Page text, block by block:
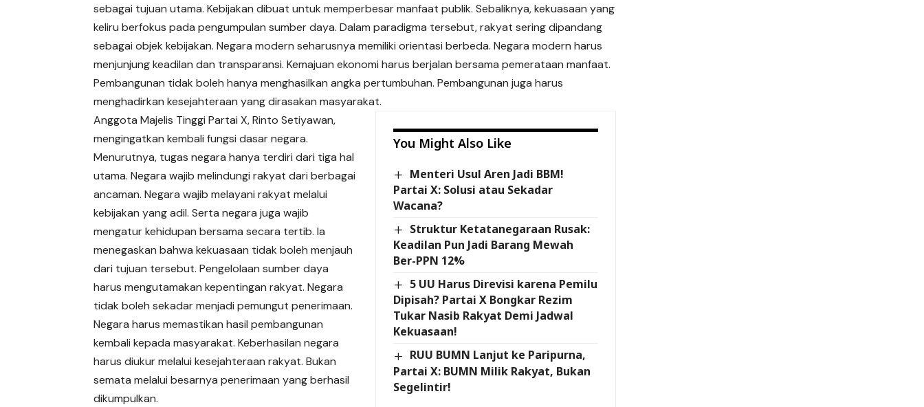
sebagai tujuan utama. Kebijakan dibuat untuk memperbesar manfaat publik. Sebaliknya, kekuasaan yang
keliru berfokus pada pengumpulan sumber daya. Dalam paradigma tersebut, rakyat sering dipandang
sebagai objek kebijakan. Negara modern seharusnya memiliki orientasi berbeda. Negara modern harus
menjunjung keadilan dan transparansi. Kemajuan ekonomi harus berjalan bersama pemerataan manfaat.
Pembangunan tidak boleh hanya menghasilkan angka pertumbuhan. Pembangunan juga harus
menghadirkan kesejahteraan yang dirasakan masyarakat.
You Might Also Like
Menteri Usul Aren Jadi BBM!
Partai X: Solusi atau Sekadar
Wacana?
Struktur Ketatanegaraan Rusak:
Keadilan Pun Jadi Barang Mewah
Ber-PPN 12%
5 UU Harus Direvisi karena Pemilu
Dipisah? Partai X Bongkar Rezim
Tukar Nasib Rakyat Demi Jadwal
Kekuasaan!
RUU BUMN Lanjut ke Paripurna,
Partai X: BUMN Milik Rakyat, Bukan
Segelintir!
Anggota Majelis Tinggi Partai X, Rinto Setiyawan,
mengingatkan kembali fungsi dasar negara.
Menurutnya, tugas negara hanya terdiri dari tiga hal
utama. Negara wajib melindungi rakyat dari berbagai
ancaman. Negara wajib melayani rakyat melalui
kebijakan yang adil. Serta negara juga wajib
mengatur kehidupan bersama secara tertib. Ia
menegaskan bahwa kekuasaan tidak boleh menjauh
dari tujuan tersebut. Pengelolaan sumber daya
harus mengutamakan kepentingan rakyat. Negara
tidak boleh sekadar menjadi pemungut penerimaan.
Negara harus memastikan hasil pembangunan
kembali kepada masyarakat. Keberhasilan negara
harus diukur melalui kesejahteraan rakyat. Bukan
semata melalui besarnya penerimaan yang berhasil
dikumpulkan.